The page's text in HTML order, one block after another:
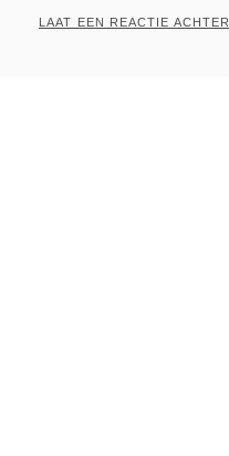
OP
LAAT EEN REACTIE ACHTER